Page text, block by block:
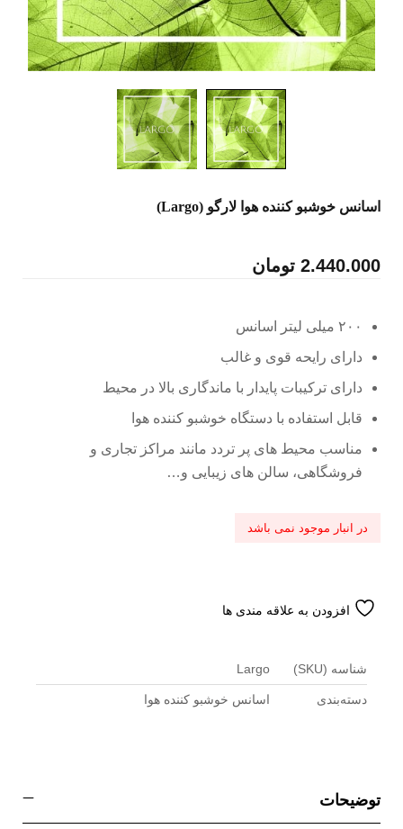
اسانس خوشبو کننده هوا لارگو (Largo)
2.440.000 تومان
۲۰۰ میلی لیتر اسانس
دارای رایحه قوی و غالب
دارای ترکیبات پایدار با ماندگاری بالا در محیط
قابل استفاده با دستگاه خوشبو کننده هوا
مناسب محیط های پر تردد مانند مراکز تجاری و
فروشگاهی، سالن های زیبایی و…
در انبار موجود نمی باشد
افزودن به علاقه مندی ها
شناسه (SKU) Largo
دسته‌بندی اسانس خوشبو کننده هوا
توضیحات